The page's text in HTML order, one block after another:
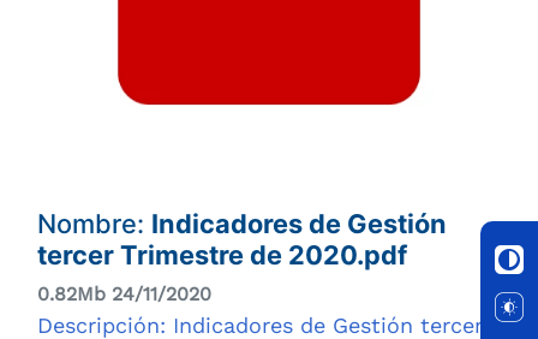
Nombre: Indicadores de Gestión
tercer Trimestre de 2020.pdf
0.82Mb 24/11/2020
Descripción: Indicadores de Gestión tercer